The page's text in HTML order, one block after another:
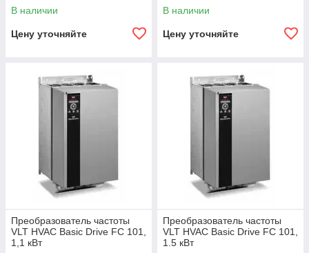
В наличии
Цену уточняйте
В наличии
Цену уточняйте
Преобразователь частоты
VLT HVAC Basic Drive FC 101,
1,1 кВт
Преобразователь частоты
VLT HVAC Basic Drive FC 101,
1.5 кВт